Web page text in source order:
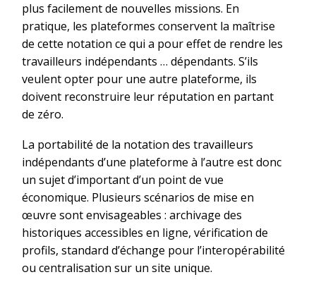
plus facilement de nouvelles missions. En
pratique, les plateformes conservent la maîtrise
de cette notation ce qui a pour effet de rendre les
travailleurs indépendants … dépendants. S’ils
veulent opter pour une autre plateforme, ils
doivent reconstruire leur réputation en partant
de zéro.
La portabilité de la notation des travailleurs
indépendants d’une plateforme à l’autre est donc
un sujet d’important d’un point de vue
économique. Plusieurs scénarios de mise en
œuvre sont envisageables : archivage des
historiques accessibles en ligne, vérification de
profils, standard d’échange pour l’interopérabilité
ou centralisation sur un site unique.